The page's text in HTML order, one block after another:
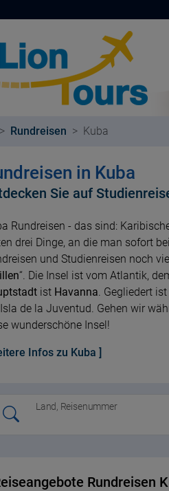
Rundreisen Kuba
in Kuba
Sie auf
Rundreisen - das sind:
drei Dinge, an die man sofort bei
und Studienreisen noch
“. Die Insel ist vom Atlantik,
ist Havanna. Gegliedert
de la Juventud. Gehen wir
wunderschöne Insel!
Infos zu Kuba ]
Land, Reisenummer
Rundreisen